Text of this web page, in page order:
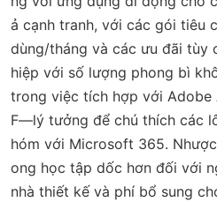
ả cạnh tranh, với các gói tiêu
dùng/tháng và các ưu đãi tùy
hiệp với số lượng phong bì
trong việc tích hợp với Adobe
F—lý tưởng để chú thích các
hóm với Microsoft 365.
ong học tập dốc hơn đối với
nhà thiết kế và phí bổ sung